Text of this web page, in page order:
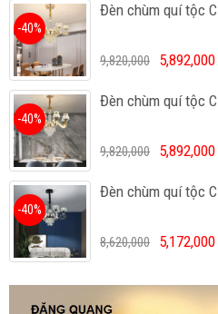
Đèn chùm quí tộc
-40%
9,820,000 5,892,000
Đèn chùm quí tộc
-40%
9,820,000 5,892,000
Đèn chùm quí tộc
-40%
8,620,000 5,172,000